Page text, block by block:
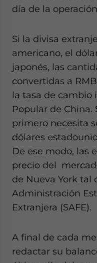
día de la
Si la divisa
americano, el
japonés, las
convertidas a
la tasa de cambio
Popular de China.
primero necesita
dólares
De ese modo, las
precio del
de Nueva York tal
Administración
Extranjera (SAFE).
A final de cada
redactar su